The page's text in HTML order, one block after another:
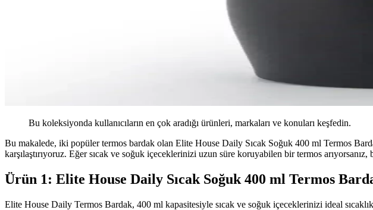
Bu koleksiyonda kullanıcıların en çok aradığı ürünleri, markaları ve konuları keşfedin.
Bu makalede, iki popüler termos bardak olan Elite House Daily Sıcak Soğuk 400 ml Termos
karşılaştırıyoruz. Eğer sıcak ve soğuk içeceklerinizi uzun süre koruyabilen bir termos arıyorsanız,
Ürün 1: Elite House Daily Sıcak Soğuk 400 ml Termos
Elite House Daily Termos Bardak, 400 ml kapasitesiyle sıcak ve soğuk içeceklerinizi ideal